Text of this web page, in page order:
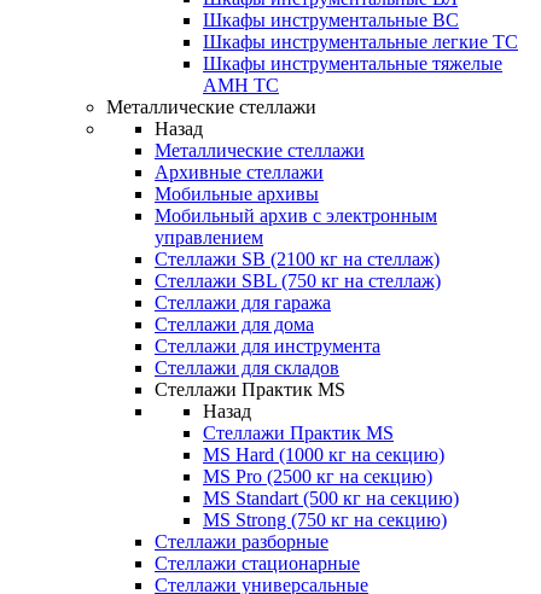
Шкафы инструментальные ВС
Шкафы инструментальные легкие ТС
Шкафы инструментальные тяжелые
AMH TC
Металлические стеллажи
Назад
Металлические стеллажи
Архивные стеллажи
Мобильные архивы
Мобильный архив с электронным
управлением
Стеллажи SB (2100 кг на стеллаж)
Стеллажи SBL (750 кг на стеллаж)
Стеллажи для гаража
Стеллажи для дома
Стеллажи для инструмента
Стеллажи для складов
Стеллажи Практик MS
Назад
Стеллажи Практик MS
MS Hard (1000 кг на секцию)
MS Pro (2500 кг на секцию)
MS Standart (500 кг на секцию)
MS Strong (750 кг на секцию)
Стеллажи разборные
Стеллажи стационарные
Стеллажи универсальные